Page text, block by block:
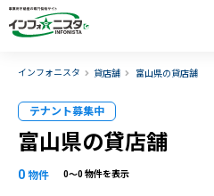
インフォニスタ 貸店舗 富山県の貸店舗
テナント募集中
富山県の貸店舗
0 物件 0〜0 物件を表示